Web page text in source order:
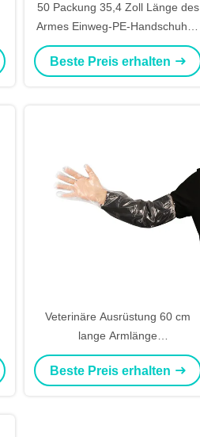
50 Packung 35,4 Zoll Länge des
Armes Einweg-PE-Handschuhen
Rot oder Weiß FDA-Genehmigt
Beste Preis erhalten
Veterinäre Ausrüstung 60 cm
lange Armlänge
Kunststoffhandschuhe für
Einzelgebrauch
Beste Preis erhalten